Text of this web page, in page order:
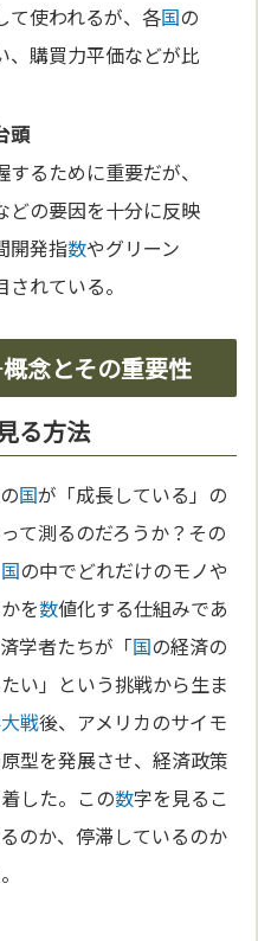
て使われるが、各国の
、購買力平価などが比
頭
るために重要だが、
どの要因を十分に反映
開発指数やグリーン
れている。
念とその重要性
る方法
国が「成長している」の
て測るのだろうか？その
国の中でどれだけのモノや
を数値化する仕組みであ
学者たちが「国の経済の
い」という挑戦から生ま
戦後、アメリカのサイモ
型を発展させ、経済政策
した。この数字を見るこ
のか、停滞しているのか